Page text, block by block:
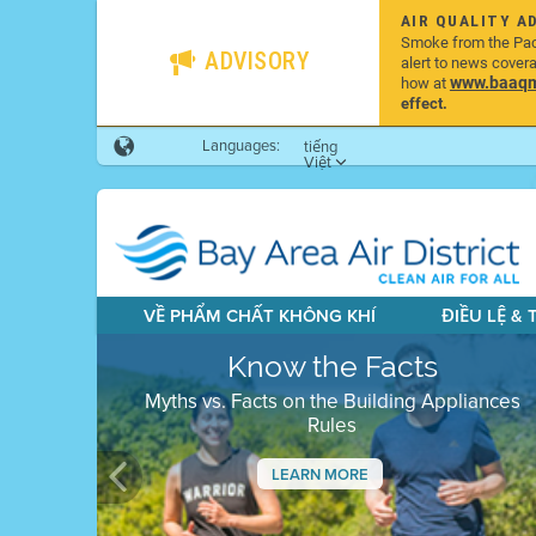
ADVISORY
AIR QUALITY
Smoke from the
alert to news
how at
effect.
Languages: tiếng
Việt
VỀ PHẨM CHẤT KHÔNG KHÍ ĐIỀU LỆ &
Know the Facts
Myths vs. Facts on the Building Appliances
Rules
LEARN MORE
Previous